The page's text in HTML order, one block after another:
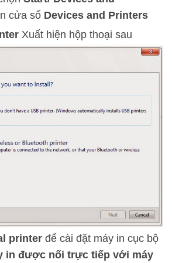
cửa sổ Devices and Printers
Xuất hiện hộp thoại sau
printer để cài đặt máy in cục bộ
in được nối trực tiếp với máy